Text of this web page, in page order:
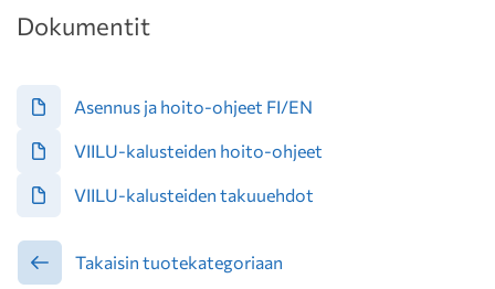
Dokumentit
Asennus ja hoito-ohjeet FI/EN
VIILU-kalusteiden hoito-ohjeet
VIILU-kalusteiden takuuehdot
Takaisin tuotekategoriaan